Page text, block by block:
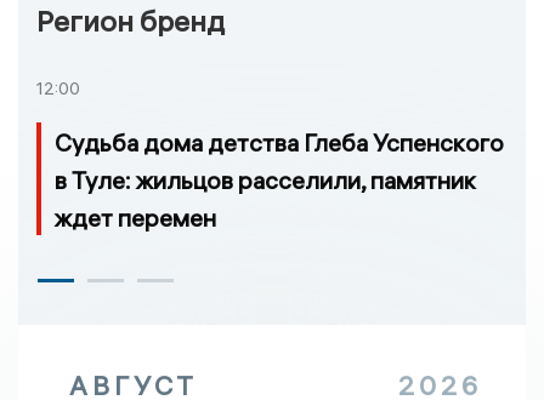
Регион бренд
12:00
Судьба дома детства Глеба Успенского
в Туле: жильцов расселили, памятник
ждет перемен
АВГУСТ 2026